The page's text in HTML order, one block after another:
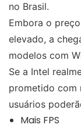
no Brasil.
Embora o
elevado, a
modelos com
Se a Intel
prometido com
usuários
Mais FPS